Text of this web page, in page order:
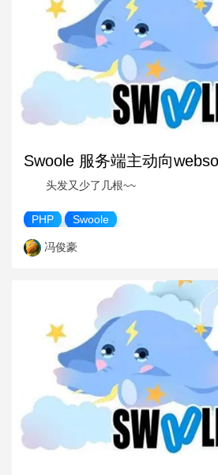
Swoole 服务端主动向
头发又少了几根~~
PHP Swoole
冯俊豪